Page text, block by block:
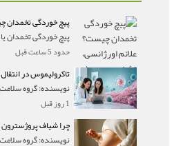
حدود 5 ساعت قبل
1 روز قبل